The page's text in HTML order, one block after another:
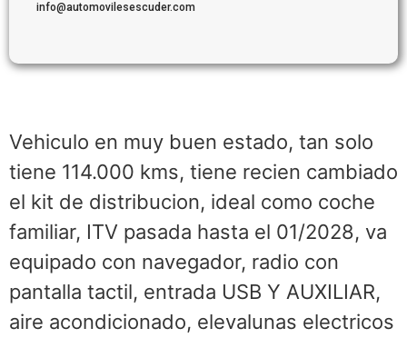
info@automovilesescuder.com
Vehiculo en muy buen estado, tan solo
tiene 114.000 kms, tiene recien cambiado
el kit de distribucion, ideal como coche
familiar, ITV pasada hasta el 01/2028, va
equipado con navegador, radio con
pantalla tactil, entrada USB Y AUXILIAR,
aire acondicionado, elevalunas electricos